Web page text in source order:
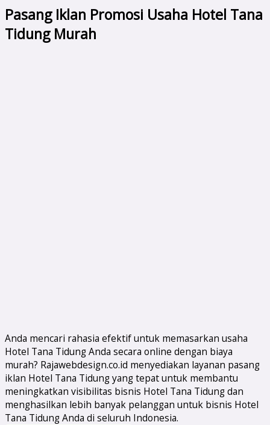
Pasang Iklan Promosi Usaha Hotel Tana
Tidung Murah
Anda mencari rahasia efektif untuk memasarkan usaha
Hotel Tana Tidung Anda secara online dengan biaya
murah? Rajawebdesign.co.id menyediakan layanan pasang
iklan Hotel Tana Tidung yang tepat untuk membantu
meningkatkan visibilitas bisnis Hotel Tana Tidung dan
menghasilkan lebih banyak pelanggan untuk bisnis Hotel
Tana Tidung Anda di seluruh Indonesia.